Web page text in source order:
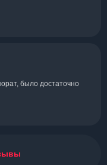
было достаточно